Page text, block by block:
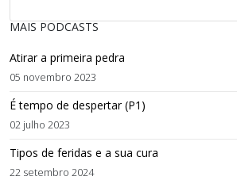
MAIS PODCASTS
Atirar a primeira pedra
05 novembro 2023
É tempo de despertar (P1)
02 julho 2023
Tipos de feridas e a sua cura
22 setembro 2024